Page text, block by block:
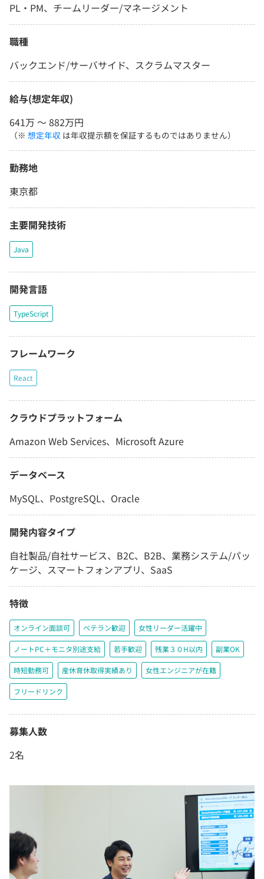
PL・PM、チームリーダー/マネージメント
職種
バックエンド/サーバサイド、スクラムマスター
給与(想定年収)
641万 〜 882万円
（※ 想定年収 は年収提示額を保証するものではありません）
勤務地
東京都
主要開発技術
Java
開発言語
TypeScript
フレームワーク
React
クラウドプラットフォーム
Amazon Web Services、Microsoft Azure
データベース
MySQL、PostgreSQL、Oracle
開発内容タイプ
自社製品/自社サービス、B2C、B2B、業務システム/パッ
ケージ、スマートフォンアプリ、SaaS
特徴
オンライン面談可 ベテラン歓迎 女性リーダー活躍中
ノートPC＋モニタ別途支給 若手歓迎 残業３０H以内 副業OK
時短勤務可 産休育休取得実績あり 女性エンジニアが在籍
フリードリンク
募集人数
2名